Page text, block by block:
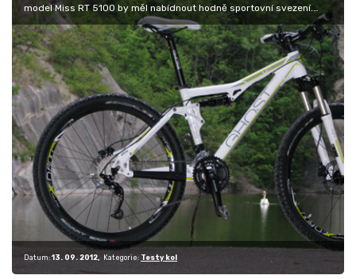
model Miss RT 5100 by měl nabídnout hodně sportovní svezení.
Zdvih rovných…
Datum: 13. 09. 2012 Kategorie: Testy kol